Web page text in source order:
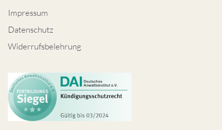
Impressum
Datenschutz
Widerrufsbelehrung